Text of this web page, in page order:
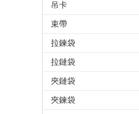
吊卡
束帶
拉鍊袋
拉鏈袋
夾鏈袋
夾鍊袋